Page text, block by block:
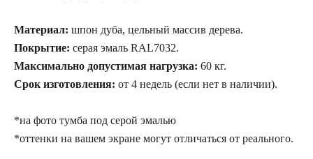
Материал: шпон дуба, цельный массив дерева.
Покрытие: серая эмаль RAL7032.
Максимально допустимая нагрузка: 60 кг.
Срок изготовления: от 4 недель (если нет в наличии).
*на фото тумба под серой эмалью
*оттенки на вашем экране могут отличаться от реального.